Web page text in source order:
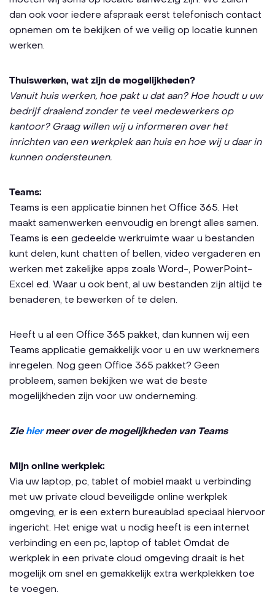
dan ook voor iedere afspraak eerst telefonisch contact
opnemen om te bekijken of we veilig op locatie kunnen
werken.
Thuiswerken, wat zijn de mogelijkheden?
Vanuit huis werken, hoe pakt u dat aan? Hoe houdt u uw
bedrijf draaiend zonder te veel medewerkers op
kantoor? Graag willen wij u informeren over het
inrichten van een werkplek aan huis en hoe wij u daar in
kunnen ondersteunen.
Teams:
Teams is een applicatie binnen het Office 365. Het
maakt samenwerken eenvoudig en brengt alles samen.
Teams is een gedeelde werkruimte waar u bestanden
kunt delen, kunt chatten of bellen, video vergaderen en
werken met zakelijke apps zoals Word-, PowerPoint-
Excel ed. Waar u ook bent, al uw bestanden zijn altijd te
benaderen, te bewerken of te delen.
Heeft u al een Office 365 pakket, dan kunnen wij een
Teams applicatie gemakkelijk voor u en uw werknemers
inregelen. Nog geen Office 365 pakket? Geen
probleem, samen bekijken we wat de beste
mogelijkheden zijn voor uw onderneming.
Zie hiermeer over de mogelijkheden van Teams
Mijn online werkplek:
Via uw laptop, pc, tablet of mobiel maakt u verbinding
met uw private cloud beveiligde online werkplek
omgeving, er is een extern bureaublad speciaal hiervoor
ingericht. Het enige wat u nodig heeft is een internet
verbinding en een pc, laptop of tablet Omdat de
werkplek in een private cloud omgeving draait is het
mogelijk om snel en gemakkelijk extra werkplekken toe
te voegen.